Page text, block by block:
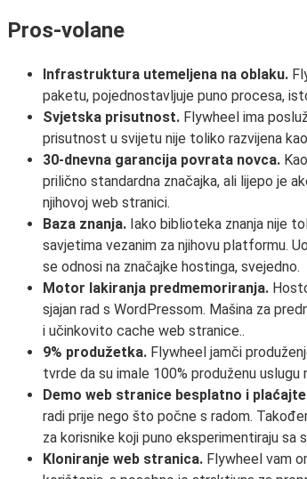
Pros-volane
Infrastruktura utemeljena na oblaku.
paketu, pojednostavljuje puno procesa,
Svjetska prisutnost. Flywheel ima
prisutnost u svijetu nije toliko razvijena
30-dnevna garancija povrata novca.
prilično standardna značajka, ali lijepo je
njihovoj web stranici.
Baza znanja. Iako biblioteka znanja nije
savjetima vezanim za njihovu platformu.
se odnosi na značajke hostinga, svejedno.
Motor lakiranja predmemoriranja.
sjajan rad s WordPressom. Mašina za
i učinkovito cache web stranice..
9% produžetka. Flywheel jamči
tvrde da su imale 100% produženu uslugu
Demo web stranice besplatno i
radi prije nego što počne s radom.
za korisnike koji puno eksperimentiraju sa
Kloniranje web stranica. Flywheel vam